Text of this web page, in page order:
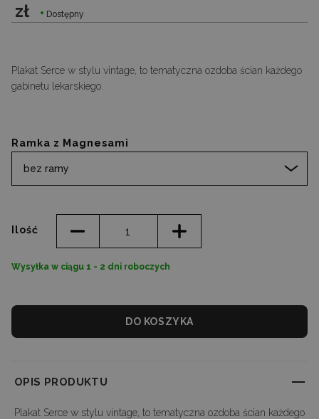
zł Dostępny
Plakat Serce w stylu vintage, to tematyczna ozdoba ścian każdego
gabinetu lekarskiego.
Wysyłka w ciągu 1 - 2 dni roboczych
Ramka z Magnesami
bez ramy
Ilość
DO KOSZYKA
OPIS PRODUKTU
Plakat Serce w stylu vintage, to tematyczna ozdoba ścian każdego